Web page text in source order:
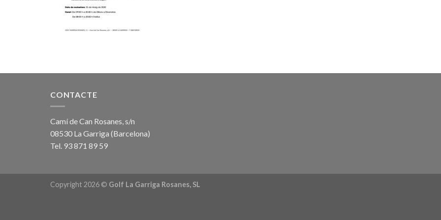
CONTACTE
Camí de Can Rosanes, s/n
08530 La Garriga (Barcelona)
Tel. 93 871 89 59
Copyright 2026 © Golf La Garriga Rosanes, SL